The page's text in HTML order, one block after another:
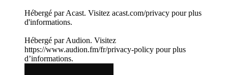
Hébergé par Acast. Visitez acast.com/privacy pour plus
d'informations.
Hébergé par Audion. Visitez
https://www.audion.fm/fr/privacy-policy pour plus
d’informations.